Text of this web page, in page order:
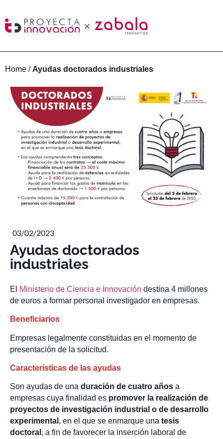
Home / Ayudas doctorados industriales
03/02/2023
Ayudas doctorados
industriales
El Ministerio de Ciencia e Innovación destina 4 millones
de euros a formar personal investigador en empresas.
Beneficiarios
Empresas legalmente constituidas en el momento de
presentación de la solicitud.
Características de las ayudas
Son ayudas de una duración de cuatro años a
empresas cuya finalidad es promover la realización de
proyectos de investigación industrial o de desarrollo
experimental , en el que se enmarque una tesis
doctoral , a fin de favorecer la inserción laboral de